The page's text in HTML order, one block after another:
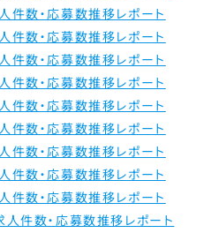
数・応募数推移レポート
数・応募数推移レポート
数・応募数推移レポート
数・応募数推移レポート
数・応募数推移レポート
数・応募数推移レポート
数・応募数推移レポート
数・応募数推移レポート
数・応募数推移レポート
件数・応募数推移レポート